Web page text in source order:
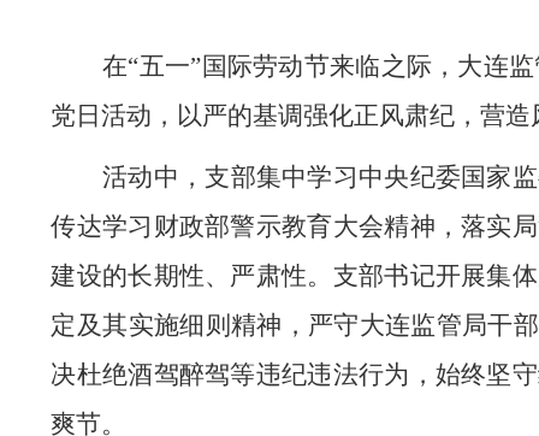
在“五一”国际劳动节来临之际，大连
党日活动，以严的基调强化正风肃纪，营
活动中，支部集中学习中央纪委国家
传达学习财政部警示教育大会精神，落实
建设的长期性、严肃性。支部书记开展集
定及其实施细则精神，严守大连监管局干部
决杜绝酒驾醉驾等违纪违法行为，始终坚
爽节。